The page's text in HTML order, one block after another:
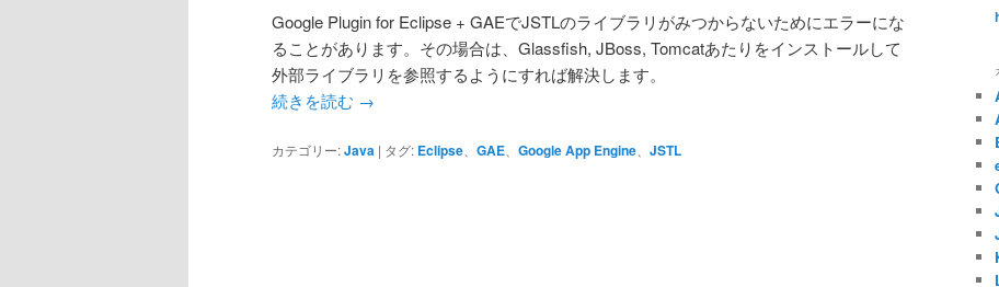
Google Plugin for Eclipse + GAEでJSTLのライブラリがみつからないためにエラーにな
ることがあります。その場合は、Glassfish, JBoss, Tomcatあたりをインストールして
外部ライブラリを参照するようにすれば解決します。
続きを読む →
カテゴリー:Java | タグ: Eclipse GAE Google App Engine JSTL